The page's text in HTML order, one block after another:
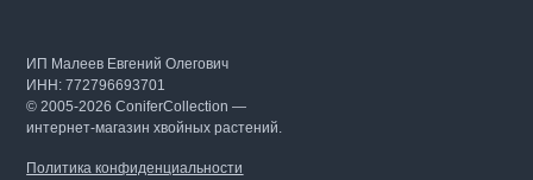
ИП Малеев Евгений Олегович
ИНН: 772796693701
© 2005-2026 ConiferCollection —
интернет-магазин хвойных растений.
Политика конфиденциальности